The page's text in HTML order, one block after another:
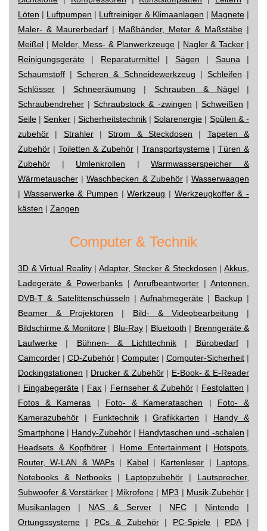
Löten | Luftpumpen | Luftreiniger & Klimaanlagen | Magnete|
Maler- & Maurerbedarf | Maßbänder, Meter & Maßstäbe |
Meißel | Melder, Mess- & Planwerkzeuge | Nagler & Tacker |
Reinigungsgeräte | Reparaturmittel| Sägen | Sauna |
Schaumstoff |Scheren & Schneidewerkzeug | Schleifen |
Schlösser | Schneeräumung | Schrauben & Nägel|
Schraubendreher |Schraubstock & -zwingen | Schweißen |
Seile |Senker | Sicherheitstechnik|Solarenergie | Spülen & -
zubehör | Strahler|Strom & Steckdosen | Tapeten &
Zubehör | Toiletten & Zubehör | Transportsysteme | Türen &
Zubehör | Umlenkrollen |Warmwasserspeicher &
Wärmetauscher |Waschbecken & Zubehör|Wasserwaagen
| Wasserwerke & Pumpen |Werkzeug | Werkzeugkoffer & -
kästen | Zangen
Computer & Technik
3D & Virtual Reality|Adapter, Stecker & Steckdosen |Akkus,
Ladegeräte & Powerbanks|Anrufbeantworter |Antennen,
DVB-T & Satelittenschüsseln |Aufnahmegeräte | Backup|
Beamer & Projektoren | Bild- & Videobearbeitung |
Bildschirme & Monitore| Blu-Ray| Bluetooth | Brenngeräte &
Laufwerke | Bühnen- & Lichttechnik| Bürobedarf|
Camcorder | CD-Zubehör | Computer | Computer-Sicherheit |
Dockingstationen | Drucker & Zubehör| E-Book- & E-Reader
| Eingabegeräte | Fax | Fernseher & Zubehör| Festplatten |
Fotos & Kameras | Foto- & Kamerataschen | Foto- &
Kamerazubehör | Funktechnik|Grafikkarten | Handy &
Smartphone | Handy-Zubehör | Handytaschen und -schalen |
Headsets & Kopfhörer | Home Entertainment| Hotspots,
Router, W-LAN & WAPs | Kabel| Kartenleser | Laptops,
Notebooks & Netbooks | Laptopzubehör | Lautsprecher,
Subwoofer & Verstärker | Mikrofone| MP3 | Musik-Zubehör |
Musikanlagen | NAS & Server| NFC | Nintendo|
Ortungssysteme | PCs & Zubehör| PC-Spiele | PDA|